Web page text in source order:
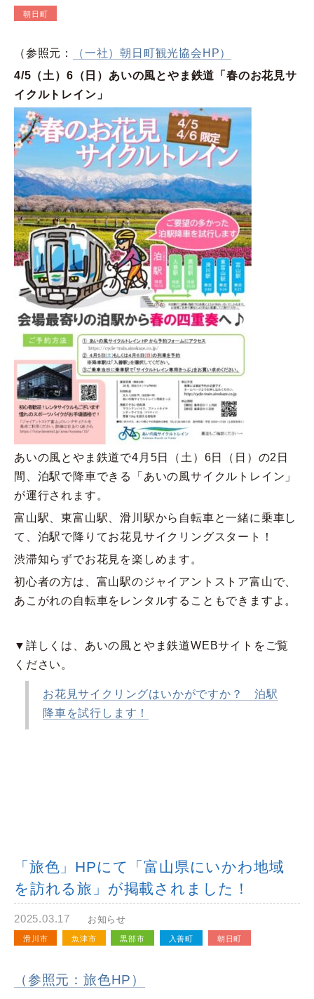
朝日町
（参照元：
（一社）朝日町観光協会HP）
4/5（土）6（日）あいの風とやま鉄道「春のお花見サ
イクルトレイン」
あいの風とやま鉄道で4月5日（土）6日（日）の2日
間、泊駅で降車できる「あいの風サイクルトレイン」
が運行されます。
富山駅、東富山駅、滑川駅から自転車と一緒に乗車し
て、泊駅で降りてお花見サイクリングスタート！
渋滞知らずでお花見を楽しめます。
初心者の方は、富山駅のジャイアントストア富山で、
あこがれの自転車をレンタルすることもできますよ。
▼詳しくは、あいの風とやま鉄道WEBサイトをご覧
ください。
お花見サイクリングはいかがですか？ 泊駅
降車を試行します！
「旅色」HPにて「富山県にいかわ地域
を訪れる旅」が掲載されました！
2025.03.17 お知らせ
滑川市 魚津市 黒部市 入善町 朝日町
（参照元：旅色HP）